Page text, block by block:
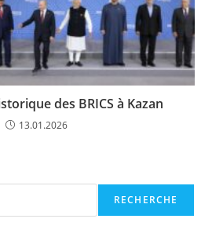
des BRICS à Kazan
13.01.2026
RECHERCHE